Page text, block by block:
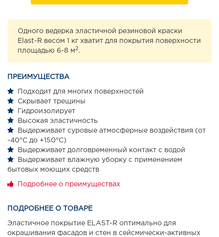
Одного ведерка эластичной резиновой краски
Elast-R весом 1 кг хватит для покрытия поверхности
площадью 6-8 м 2.
ПРЕИМУЩЕСТВА
Подходит для многих поверхностей
Скрывает трещины
Гидроизолирует
Высокая эластичность
Выдерживает суровые атмосферные воздействия (от
-40°С до +150°С)
Выдерживает долговременный контакт с водой
Выдерживает влажную уборку с применением
бытовых моющих средств
Подробнее о преимуществах
ПОДРОБНЕЕ О ТОВАРЕ
Эластичное покрытие ELAST-R оптимально для
окрашивания фасадов и стен в сейсмически-активных